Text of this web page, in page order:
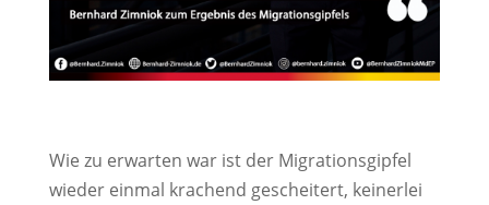
Wie zu erwarten war ist der Migrationsgipfel
wieder einmal krachend gescheitert, keinerlei